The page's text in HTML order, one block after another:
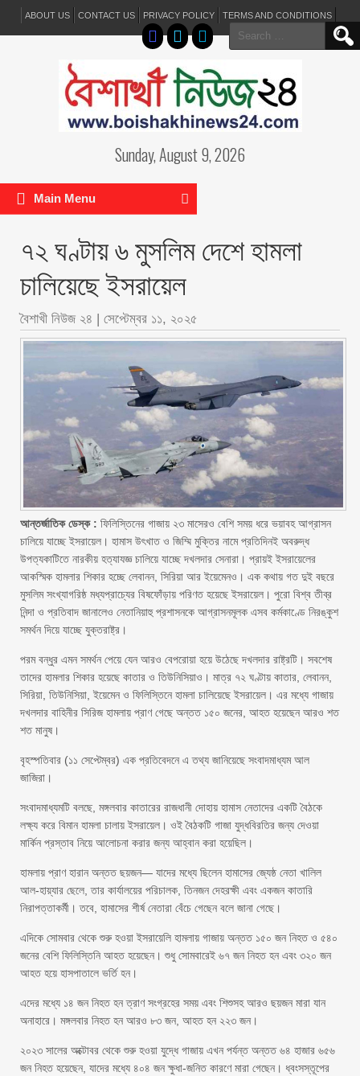
ABOUT US CONTACT US PRIVACY POLICY TERMS AND CONDITIONS
Search
for:
Sunday, August 9, 2026
Main Menu
৭২ ঘণ্টায় ৬ মুসলিম দেশে হামলা
চালিয়েছে ইসরায়েল
বৈশাখী নিউজ ২৪ | সেপ্টেম্বর ১১, ২০২৫
আন্তর্জাতিক ডেস্ক : ফিলিস্তিনের গাজায় ২৩ মাসেরও বেশি সময় ধরে ভয়াবহ আগ্রাসন
চালিয়ে যাচ্ছে ইসরায়েল। হামাস উৎখাত ও জিম্মি মুক্তির নামে প্রতিদিনই অবরুদ্ধ
উপত্যকাটিতে নারকীয় হত্যাযজ্ঞ চালিয়ে যাচ্ছে দখলদার সেনারা। প্রায়ই ইসরায়েলের
আকস্মিক হামলার শিকার হচ্ছে লেবানন, সিরিয়া আর ইয়েমেনও। এক কথায় গত দুই বছরে
মুসলিম সংখ্যাগরিষ্ঠ মধ্যপ্রাচ্যের বিষফোঁড়ায় পরিণত হয়েছে ইসরায়েল। পুরো বিশ্ব তীব্র
নিন্দা ও প্রতিবাদ জানালেও নেতানিয়াহু প্রশাসনকে আগ্রাসনমূলক এসব কর্মকাণ্ডে নিরঙ্কুশ
সমর্থন দিয়ে যাচ্ছে যুক্তরাষ্ট্র।
পরম বন্ধুর এমন সমর্থন পেয়ে যেন আরও বেপরোয়া হয়ে উঠেছে দখলদার রাষ্ট্রটি। সবশেষ
তাদের হামলার শিকার হয়েছে কাতার ও তিউনিসিয়াও। মাত্র ৭২ ঘণ্টায় কাতার, লেবানন,
সিরিয়া, তিউনিসিয়া, ইয়েমেন ও ফিলিস্তিনে হামলা চালিয়েছে ইসরায়েল। এর মধ্যে গাজায়
দখলদার বাহিনীর সিরিজ হামলায় প্রাণ গেছে অন্তত ১৫০ জনের, আহত হয়েছেন আরও শত
শত মানুষ।
বৃহস্পতিবার (১১ সেপ্টেম্বর) এক প্রতিবেদনে এ তথ্য জানিয়েছে সংবাদমাধ্যম আল
জাজিরা।
সংবাদমাধ্যমটি বলছে, মঙ্গলবার কাতারের রাজধানী দোহায় হামাস নেতাদের একটি বৈঠকে
লক্ষ্য করে বিমান হামলা চালায় ইসরায়েল। ওই বৈঠকটি গাজা যুদ্ধবিরতির জন্য দেওয়া
মার্কিন প্রস্তাব নিয়ে আলোচনা করার জন্য আহ্বান করা হয়েছিল।
হামলায় প্রাণ হারান অন্তত ছয়জন— যাদের মধ্যে ছিলেন হামাসের জ্যেষ্ঠ নেতা খালিল
আল-হায়্যার ছেলে, তার কার্যালয়ের পরিচালক, তিনজন দেহরক্ষী এবং একজন কাতারি
নিরাপত্তাকর্মী। তবে, হামাসের শীর্ষ নেতারা বেঁচে গেছেন বলে জানা গেছে।
এদিকে সোমবার থেকে শুরু হওয়া ইসরায়েলি হামলায় গাজায় অন্তত ১৫০ জন নিহত ও ৫৪০
জনের বেশি ফিলিস্তিনি আহত হয়েছেন। শুধু সোমবারেই ৬৭ জন নিহত হন এবং ৩২০ জন
আহত হয়ে হাসপাতালে ভর্তি হন।
এদের মধ্যে ১৪ জন নিহত হন ত্রাণ সংগ্রহের সময় এবং শিশুসহ আরও ছয়জন মারা যান
অনাহারে। মঙ্গলবার নিহত হন আরও ৮৩ জন, আহত হন ২২৩ জন।
২০২৩ সালের অক্টোবর থেকে শুরু হওয়া যুদ্ধে গাজায় এখন পর্যন্ত অন্তত ৬৪ হাজার ৬৫৬
জন নিহত হয়েছেন, যাদের মধ্যে ৪০৪ জন ক্ষুধা-জনিত কারণে মারা গেছেন। ধ্বংসস্তূপের